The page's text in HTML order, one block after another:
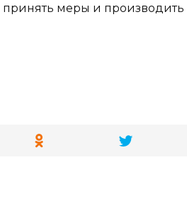
принять меры и производить